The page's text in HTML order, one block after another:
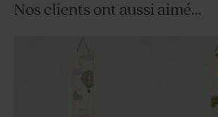
Nos clients ont aussi aimé...